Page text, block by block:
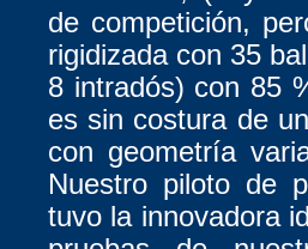
de competición,
rigidizada con 35
8 intradós) con 85
es sin costura de
con geometría
Nuestro piloto de
tuvo la innovadora